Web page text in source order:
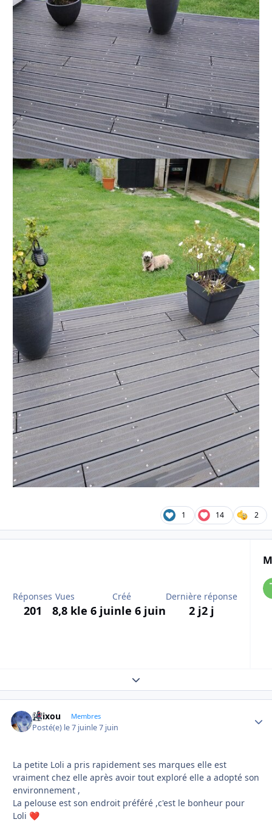
1 14 2
Réponses
201
Vues
8,8 k
Créé
le 6 juinle 6 juin
Dernière réponse
2 j2 j
Expand topic overview
felixou Membres
Posté(e) le 7 juinle 7 juin
La petite Loli a pris rapidement ses marques elle est
vraiment chez elle après avoir tout exploré elle a adopté son
environnement ,
La pelouse est son endroit préféré ,c'est le bonheur pour
Loli ❤️